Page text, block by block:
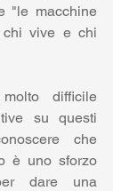
"le macchine
chi vive e chi
difficile
su questi
che
è uno sforzo
dare una